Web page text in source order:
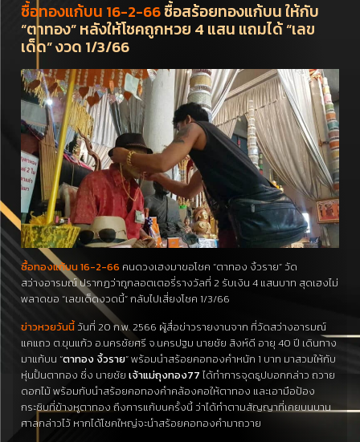
ซื้อทองแก้บน 16-2-66ซื้อสร้อยทองแก้บน ให้กับ
“ตาทอง” หลังให้โชคถูกหวย 4 แสน แถมได้ “เลข
เด็ด” งวด 1/3/66
ซื้อทองแก้บน 16-2-66 คนดวงเฮงมาขอโชค “ตาทอง งิ้วราย” วัด
สว่างอารมณ์ ปรากฏว่าถูกลอตเตอรี่รางวัลที่ 2 รับเงิน 4 แสนบาท สุดเฮงไม่
พลาดขอ “เลขเด็ดงวดนี้” กลับไปเสี่ยงโชค 1/3/66
ข่าวหวยวันนี้ วันที่ 20 ก.พ. 2566 ผู้สื่อข่าวรายงานจาก ที่วัดสว่างอารมณ์
แคแถว ต.ขุนแก้ว อ.นครชัยศรี จ.นครปฐม นายชัย สิงห์ดี อายุ 40 ปี เดินทาง
มาแก้บน “ตาทอง งิ้วราย” พร้อมนำสร้อยคอทองคำหนัก 1 บาท มาสวมให้กับ
หุ่นปั้นตาทอง ซึ่ง นายชัย เจ้าแม่ถุงทอง77 ได้ทำการจุดธูปบอกกล่าว ถวาย
ดอกไม้ พร้อมกับนำสร้อยคอทองคำคล้องคอให้ตาทอง และเอามือป้อง
กระซิบที่ข้างหูตาทอง ถึงการแก้บนครั้งนี้ ว่าได้ทำตามสัญญาที่เคยบนบาน
ศาลกล่าวไว้ หากได้โชคใหญ่จะนำสร้อยคอทองคำมาถวาย